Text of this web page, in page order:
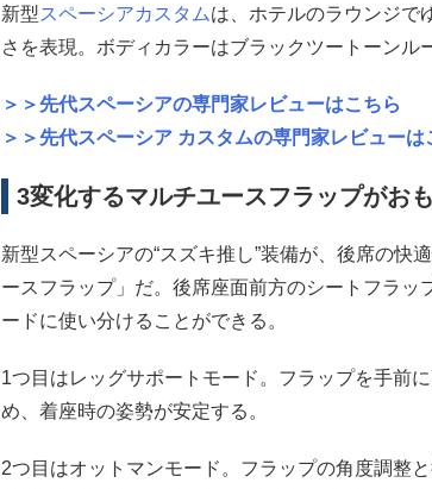
新型スペーシアカスタムは、ホテルのラウンジで
さを表現。ボディカラーはブラックツートーンル
＞＞先代スペーシアの専門家レビューはこちら
＞＞先代スペーシア カスタムの専門家レビューは
3変化するマルチユースフラップがお
新型スペーシアの“スズキ推し”装備が、後席の快
ースフラップ」だ。後席座面前方のシートフラッ
ードに使い分けることができる。
1つ目はレッグサポートモード。フラップを手前
め、着座時の姿勢が安定する。
2つ目はオットマンモード。フラップの角度調整